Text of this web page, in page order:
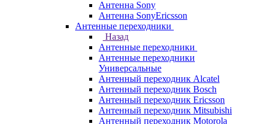
Антенна Sony
Антенна SonyEricsson
Антенные переходники
Назад
Антенные переходники
Антенные переходники
Универсальные
Антенный переходник Alcatel
Антенный переходник Bosch
Антенный переходник Ericsson
Антенный переходник Mitsubishi
Антенный переходник Motorola